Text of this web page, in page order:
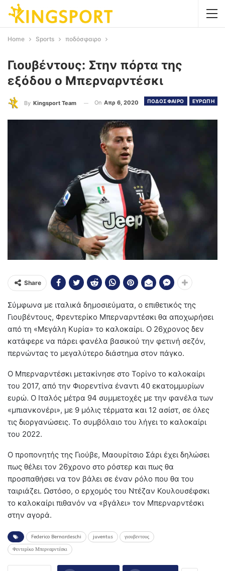
Home Sports ποδόσφαιρο
Γιουβέντους: Στην πόρτα της
εξόδου ο Μπερναρντέσκι
ΠΟΔΟΣΦΑΙΡΟ ΕΥΡΩΠΗ
By Kingsport Team On Απρ 6, 2020
Share
Σύμφωνα με ιταλικά δημοσιεύματα, ο επιθετικός της
Γιουβέντους, Φρεντερίκο Μπερναρντέσκι θα αποχωρήσει
από τη «Μεγάλη Κυρία» το καλοκαίρι. Ο 26χρονος δεν
κατάφερε να πάρει φανέλα βασικού την φετινή σεζόν,
περνώντας το μεγαλύτερο διάστημα στον πάγκο.
Ο Μπερναρντέσκι μετακίνησε στο Τορίνο το καλοκαίρι
του 2017, από την Φιορεντίνα έναντι 40 εκατομμυρίων
ευρώ. Ο Ιταλός μέτρα 94 συμμετοχές με την φανέλα των
«μπιανκονέρι», με 9 μόλις τέρματα και 12 ασίστ, σε όλες
τις διοργανώσεις. Το συμβόλαιο του λήγει το καλοκαίρι
του 2022.
Ο προπονητής της Γιούβε, Μαουρίτσιο Σάρι έχει δηλώσει
πως θέλει τον 26χρονο στο ρόστερ και πως θα
προσπαθήσει να τον βάλει σε έναν ρόλο που θα του
ταιριάζει. Ωστόσο, ο ερχομός του Ντέζαν Κουλουσέφσκι
το καλοκαίρι πιθανόν να «βγάλει» τον Μπερναρντέσκι
στην αγορά.
Federico Bernardeschi juventus γιουβεντους
Φεντερίκο Μπερναρντέσκι